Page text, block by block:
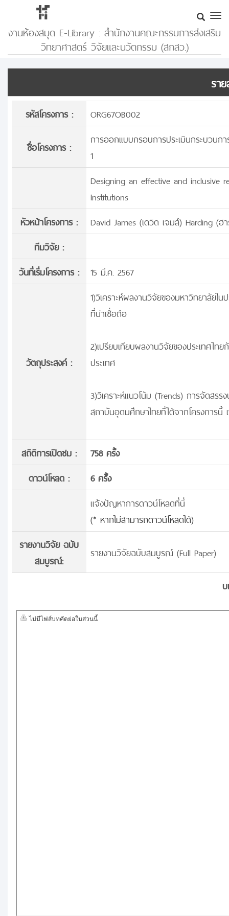
งานห้องสมุด E-Library : สำนักงานคณะกรรมการส่งเสริม
วิทยาศาสตร์ วิจัยและนวัตกรรม (สกสว.)
รา
รหัสโครงการ : ORG67OB002
ชื่อโครงการ :
การออกแบบกรอบการประเมินกระบวน
1
Designing an effective and inclusive
Institutions
หัวหน้าโครงการ :
David James (เดวิด เจมส์) Harding (ฮ
ทีมวิจัย :
วันที่เริ่มโครงการ :
15 มี.ค. 2567
วัตถุประสงค์ :
1)วิเคราะห์ผลงานวิจัยของมหาวิทยาลัยใ
ที่น่าเชื่อถือ
2)เปรียบเทียบผลงานวิจัยของประเทศไท
ประเทศ
3)วิเคราะห์แนวโน้ม (Trends) การจัดส
สถาบันอุดมศึกษาไทยที่ได้จากโครงการนี้
สถิติการเปิดชม :
758 ครั้ง
ดาวน์โหลด :
6 ครั้้ง
แจ้งปัญหาการดาวน์โหลดที่นี่
(* หากไม่สามารถดาวน์โหลดได้)
รายงานวิจัย ฉบับ
สมบูรณ์:
รายงานวิจัยฉบับสมบูรณ์ (Full Paper)